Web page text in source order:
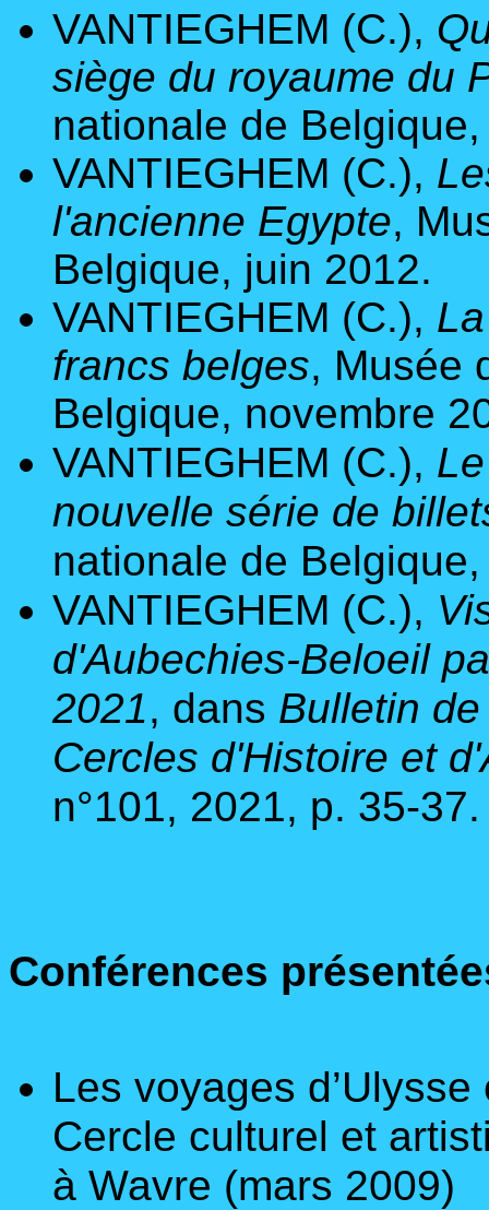
VANTIEGHEM (C.),
siège du royaume du
nationale de
VANTIEGHEM (C.),
l'ancienne Egypte,
Belgique, juin 2012.
VANTIEGHEM (C.),
francs belges, Musée
Belgique, novembre
VANTIEGHEM (C.),
nouvelle série de
nationale de
VANTIEGHEM (C.),
d'Aubechies-Beloeil
2021, dans Bulletin
Cercles d'Histoire et
n°101, 2021, p. 35-37.
Conférences
Les voyages
Cercle culturel et
à Wavre (mars 2009)